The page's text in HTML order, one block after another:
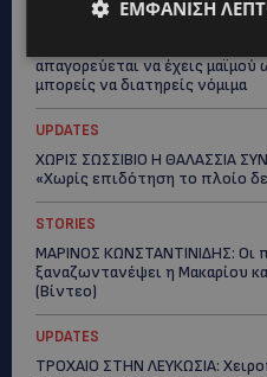
STORIES
απαγορεύεται να έχεις
μπορείς να διατηρείς νόμιμα
UPDATES
ΧΩΡΙΣ ΣΩΣΣΙΒΙΟ Η ΘΑΛΑΣΣΙΑ
«Χωρίς επιδότηση το πλοίο
STORIES
ΜΑΡΙΝΟΣ ΚΩΝΣΤΑΝΤΙΝΙΔΗΣ: Οι
ξαναζωντανέψει η Μακαρίου
(Βίντεο)
UPDATES
ΤΡΟΧΑΙΟ ΣΤΗΝ ΛΕΥΚΩΣΙΑ:
ΕΜΦΆΝΙΣΗ